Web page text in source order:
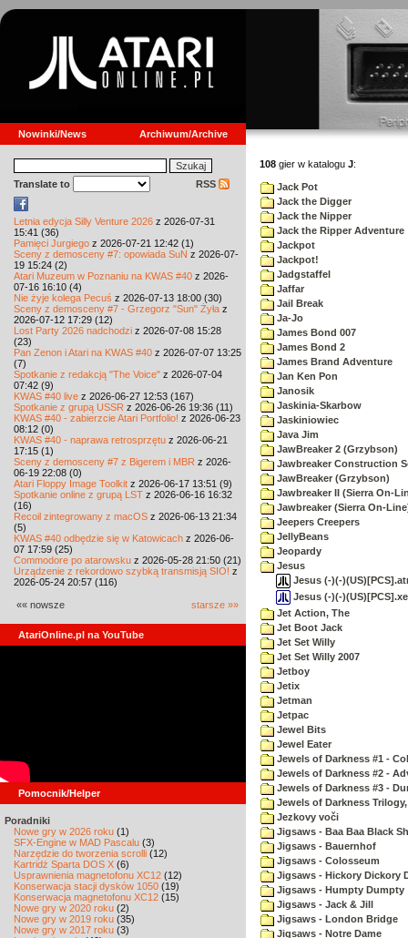
Nowinki/News Archiwum/Archive
Translate to RSS
Letnia edycja Silly Venture 2026 z 2026-07-31
15:41 (36)
Pamięci Jurgiego z 2026-07-21 12:42 (1)
Sceny z demosceny #7: opowiada SuN z 2026-07-
19 15:24 (2)
Atari Muzeum w Poznaniu na KWAS #40 z 2026-
07-16 16:10 (4)
Nie żyje kolega Pecuś z 2026-07-13 18:00 (30)
Sceny z demosceny #7 - Grzegorz "Sun" Żyła z
2026-07-12 17:29 (12)
Lost Party 2026 nadchodzi z 2026-07-08 15:28
(23)
Pan Zenon i Atari na KWAS #40 z 2026-07-07 13:25
(7)
Spotkanie z redakcją "The Voice" z 2026-07-04
07:42 (9)
KWAS #40 live z 2026-06-27 12:53 (167)
Spotkanie z grupą USSR z 2026-06-26 19:36 (11)
KWAS #40 - zabierzcie Atari Portfolio! z 2026-06-23
08:12 (0)
KWAS #40 - naprawa retrosprzętu z 2026-06-21
17:15 (1)
Sceny z demosceny #7 z Bigerem i MBR z 2026-
06-19 22:08 (0)
Atari Floppy Image Toolkit z 2026-06-17 13:51 (9)
Spotkanie online z grupą LST z 2026-06-16 16:32
(16)
Recoil zintegrowany z macOS z 2026-06-13 21:34
(5)
KWAS #40 odbędzie się w Katowicach z 2026-06-
07 17:59 (25)
Commodore po atarowsku z 2026-05-28 21:50 (21)
Urządzenie z rekordowo szybką transmisją SIO! z
2026-05-24 20:57 (116)
«« nowsze starsze »»
AtariOnline.pl na YouTube
Pomocnik/Helper
Poradniki
Nowe gry w 2026 roku (1)
SFX-Engine w MAD Pascalu (3)
Narzędzie do tworzenia scrolli (12)
Kartridż Sparta DOS X (6)
Usprawnienia magnetofonu XC12 (12)
Konserwacja stacji dysków 1050 (19)
Konserwacja magnetofonu XC12 (15)
Nowe gry w 2020 roku (2)
Nowe gry w 2019 roku (35)
Nowe gry w 2017 roku (3)
108 gier w katalogu J:
Jack Pot
Jack the Digger
Jack the Nipper
Jack the Ripper Adventure
Jackpot
Jackpot!
Jadgstaffel
Jaffar
Jail Break
Ja-Jo
James Bond 007
James Bond 2
James Brand Adventure
Jan Ken Pon
Janosik
Jaskinia-Skarbow
Jaskiniowiec
Java Jim
JawBreaker 2 (Grzybson)
Jawbreaker Construction
JawBreaker (Grzybson)
Jawbreaker II (Sierra On-
Jawbreaker (Sierra On-
Jeepers Creepers
JellyBeans
Jeopardy
Jesus
Jesus (-)(-
Jesus (-)(-
Jet Action, The
Jet Boot Jack
Jet Set Willy
Jet Set Willy 2007
Jetboy
Jetix
Jetman
Jetpac
Jewel Bits
Jewel Eater
Jewels of Darkness #1 -
Jewels of Darkness #2 -
Jewels of Darkness #3 -
Jewels of Darkness
Jezkovy voči
Jigsaws - Baa Baa Black
Jigsaws - Bauernhof
Jigsaws - Colosseum
Jigsaws - Hickory Dickory
Jigsaws - Humpty Dumpty
Jigsaws - Jack & Jill
Jigsaws - London Bridge
Jigsaws - Notre Dame